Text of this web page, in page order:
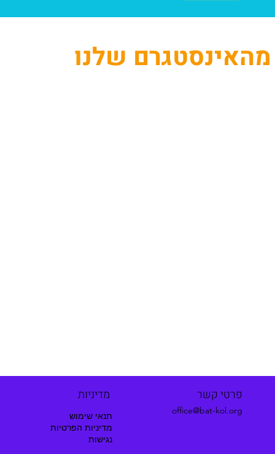
מהאינסטגרם שלנו
פרטי קשר
office@bat-kol.org
מדיניות
תנאי שימוש
מדיניות הפרטיות
נגישות